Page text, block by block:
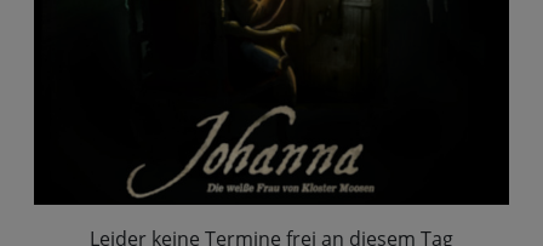
Leider keine Termine frei an diesem Tag